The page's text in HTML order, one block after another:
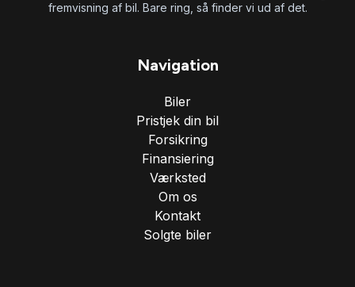
fremvisning af bil. Bare ring, så finder vi ud af det.
Navigation
Biler
Pristjek din bil
Forsikring
Finansiering
Værksted
Om os
Kontakt
Solgte biler